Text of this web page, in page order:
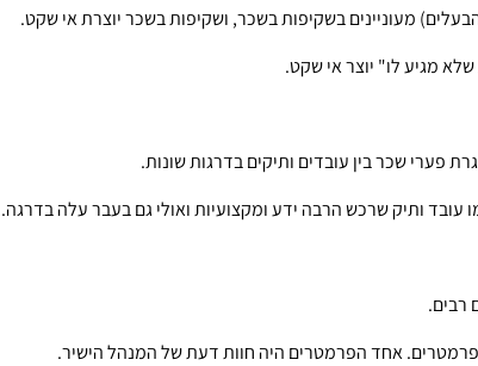
מעוניינים בשקיפות בשכר, ושקיפות בשכר יוצרת אי שקט.
מגיע לו" יוצר אי שקט.
פערי שכר בין עובדים ותיקים בדרגות שונות.
ותיק שרכש הרבה ידע ומקצועיות ואולי גם בעבר עלה בדרגה.
רבים.
אחד הפרמטרים היה חוות דעת של המנהל הישיר.